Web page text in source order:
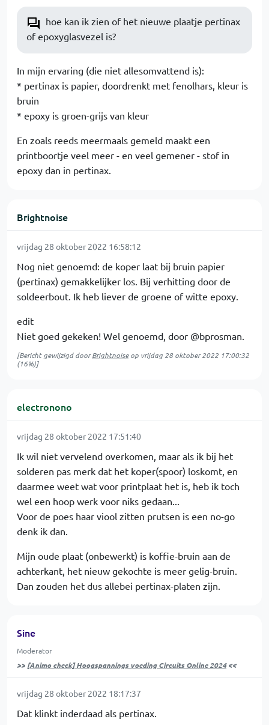
hoe kan ik zien of het nieuwe plaatje pertinax
of epoxyglasvezel is?
In mijn ervaring (die niet allesomvattend is):
* pertinax is papier, doordrenkt met fenolhars, kleur is
bruin
* epoxy is groen-grijs van kleur
En zoals reeds meermaals gemeld maakt een
printboortje veel meer - en veel gemener - stof in
epoxy dan in pertinax.
Brightnoise
vrijdag 28 oktober 2022 16:58:12
Nog niet genoemd: de koper laat bij bruin papier
(pertinax) gemakkelijker los. Bij verhitting door de
soldeerbout. Ik heb liever de groene of witte epoxy.
edit
Niet goed gekeken! Wel genoemd, door @bprosman.
[Bericht gewijzigd doorBrightnoiseop vrijdag 28 oktober 2022 17:00:32
(16%)]
electronono
vrijdag 28 oktober 2022 17:51:40
Ik wil niet vervelend overkomen, maar als ik bij het
solderen pas merk dat het koper(spoor) loskomt, en
daarmee weet wat voor printplaat het is, heb ik toch
wel een hoop werk voor niks gedaan...
Voor de poes haar viool zitten prutsen is een no-go
denk ik dan.
Mijn oude plaat (onbewerkt) is koffie-bruin aan de
achterkant, het nieuw gekochte is meer gelig-bruin.
Dan zouden het dus allebei pertinax-platen zijn.
Sine
Moderator
>> [Animo check] Hoogspannings voeding Circuits Online 2024<<
vrijdag 28 oktober 2022 18:17:37
Dat klinkt inderdaad als pertinax.